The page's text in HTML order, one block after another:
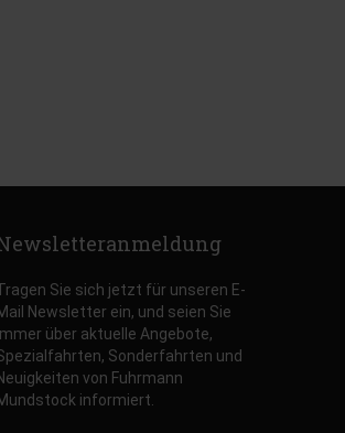
Sie sich jetzt für unseren E-
Newsletter ein, und seien Sie
über aktuelle Angebote,
Sonderfahrten und
von Fuhrmann
informiert.